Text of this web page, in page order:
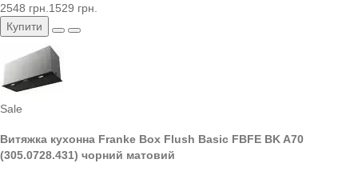
2548 грн. 1529 грн.
Купити
Sale
Витяжка кухонна Franke Box Flush Basic FBFE BK A70
(305.0728.431) чорний матовий